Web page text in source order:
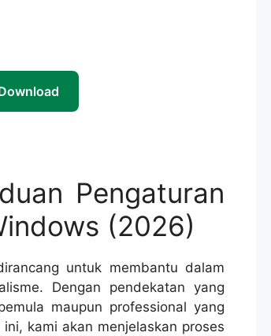
Pengaturan
(2026)
untuk membantu dalam
Dengan pendekatan yang
maupun professional yang
kami akan menjelaskan proses